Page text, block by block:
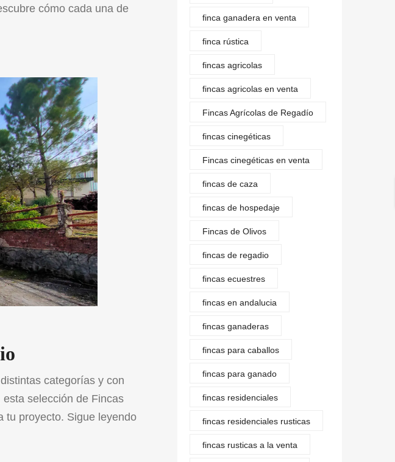
cómo cada una de
categorías y con
selección de Fincas
tu proyecto. Sigue leyendo
finca ganadera en venta
finca rústica
fincas agricolas
fincas agricolas en venta
Fincas Agrícolas de Regadío
fincas cinegéticas
Fincas cinegéticas en venta
fincas de caza
fincas de hospedaje
Fincas de Olivos
fincas de regadio
fincas ecuestres
fincas en andalucia
fincas ganaderas
fincas para caballos
fincas para ganado
fincas residenciales
fincas residenciales rusticas
fincas rusticas a la venta